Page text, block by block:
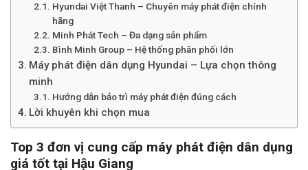
Hyundai Việt Thanh – Chuyên máy phát điện chính
hãng
Minh Phát Tech – Đa dạng sản phẩm
Bình Minh Group – Hệ thống phân phối lớn
Máy phát điện dân dụng Hyundai – Lựa chọn thông
minh
Hướng dẫn bảo trì máy phát điện đúng cách
Lời khuyên khi chọn mua
Top 3 đơn vị cung cấp máy phát điện dân dụng
giá tốt tại Hậu Giang